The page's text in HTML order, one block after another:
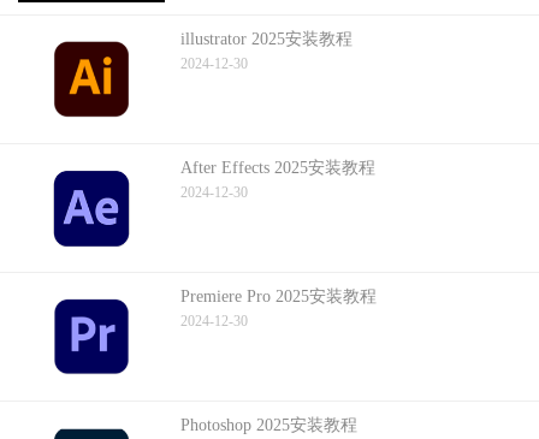
illustrator 2025安装教程
2024-12-30
After Effects 2025安装教程
2024-12-30
Premiere Pro 2025安装教程
2024-12-30
Photoshop 2025安装教程